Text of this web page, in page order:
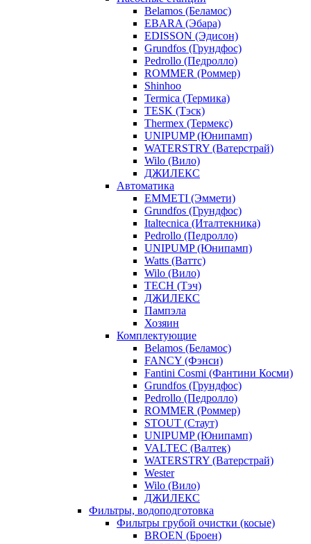
Belamos (Беламос)
EBARA (Эбара)
EDISSON (Эдисон)
Grundfos (Грундфос)
Pedrollo (Педролло)
ROMMER (Роммер)
Shinhoo
Termica (Термика)
TESK (Тэск)
Thermex (Термекс)
UNIPUMP (Юнипамп)
WATERSTRY (Ватерстрай)
Wilo (Вило)
ДЖИЛЕКС
Автоматика
EMMETI (Эммети)
Grundfos (Грундфос)
Italtecnica (Италтекника)
Pedrollo (Педролло)
UNIPUMP (Юнипамп)
Watts (Ваттс)
Wilo (Вило)
TECH (Тэч)
ДЖИЛЕКС
Пампэла
Хозяин
Комплектующие
Belamos (Беламос)
FANCY (Фэнси)
Fantini Cosmi (Фантини Косми)
Grundfos (Грундфос)
Pedrollo (Педролло)
ROMMER (Роммер)
STOUT (Стаут)
UNIPUMP (Юнипамп)
VALTEC (Валтек)
WATERSTRY (Ватерстрай)
Wester
Wilo (Вило)
ДЖИЛЕКС
Фильтры, водоподготовка
Фильтры грубой очистки (косые)
BROEN (Броен)